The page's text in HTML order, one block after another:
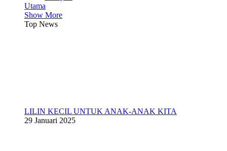
Utama
Show More
Top News
LILIN KECIL UNTUK ANAK-ANAK KITA
29 Januari 2025